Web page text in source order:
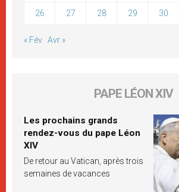
26 27 28 29 30
« Fév Avr »
PAPE LÉON XIV
Les prochains grands
rendez-vous du pape Léon
XIV
De retour au Vatican, après trois
semaines de vacances